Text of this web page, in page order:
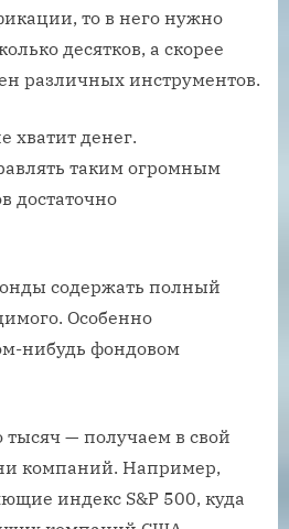
то в него нужно
десятков, а скорее
различных инструментов.
хватит денег.
таким огромным
достаточно
содержать полный
Особенно
нибудь фондовом
тысяч — получаем в свой
компаний. Например,
индекс S&P 500, куда